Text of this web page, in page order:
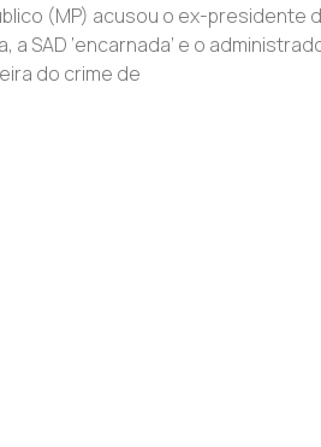
(MP) acusou o ex-presidente
a SAD ‘encarnada’ e o
do crime de